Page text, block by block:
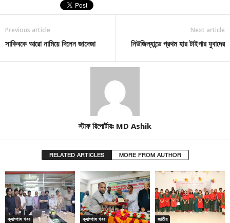
Previous article
সাকিবকে আরো নামিয়ে দিলেন জাদেজা
Next article
নিউজিল্যান্ডে প্রথম হার টাইগার যুবাদের
স্টাফ রিপোর্টারঃ MD Ashik
RELATED ARTICLES MORE FROM AUTHOR
ক্যাম্পাস খবর ক্যাম্পাস খবর জাতীয়